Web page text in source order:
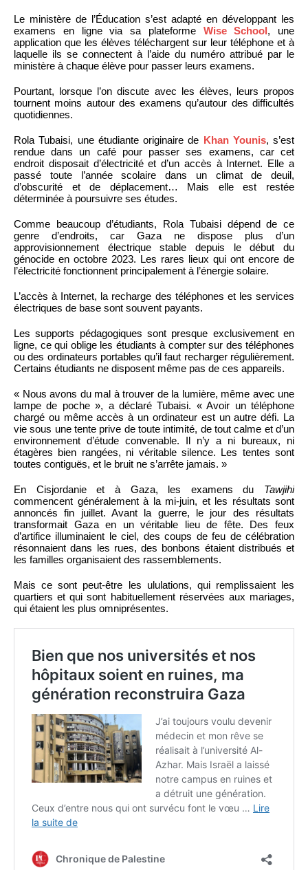
Le ministère de l’Éducation s’est adapté en développant les
examens en ligne via sa plateforme Wise School, une
application que les élèves téléchargent sur leur téléphone et à
laquelle ils se connectent à l’aide du numéro attribué par le
ministère à chaque élève pour passer leurs examens.
Pourtant, lorsque l’on discute avec les élèves, leurs propos
tournent moins autour des examens qu’autour des difficultés
quotidiennes.
Rola Tubaisi, une étudiante originaire de Khan Younis, s’est
rendue dans un café pour passer ses examens, car cet
endroit disposait d’électricité et d’un accès à Internet. Elle a
passé toute l’année scolaire dans un climat de deuil,
d’obscurité et de déplacement… Mais elle est restée
déterminée à poursuivre ses études.
Comme beaucoup d’étudiants, Rola Tubaisi dépend de ce
genre d’endroits, car Gaza ne dispose plus d’un
approvisionnement électrique stable depuis le début du
génocide en octobre 2023. Les rares lieux qui ont encore de
l’électricité fonctionnent principalement à l’énergie solaire.
L’accès à Internet, la recharge des téléphones et les services
électriques de base sont souvent payants.
Les supports pédagogiques sont presque exclusivement en
ligne, ce qui oblige les étudiants à compter sur des téléphones
ou des ordinateurs portables qu’il faut recharger régulièrement.
Certains étudiants ne disposent même pas de ces appareils.
« Nous avons du mal à trouver de la lumière, même avec une
lampe de poche », a déclaré Tubaisi. « Avoir un téléphone
chargé ou même accès à un ordinateur est un autre défi. La
vie sous une tente prive de toute intimité, de tout calme et d’un
environnement d’étude convenable. Il n’y a ni bureaux, ni
étagères bien rangées, ni véritable silence. Les tentes sont
toutes contiguës, et le bruit ne s’arrête jamais. »
En Cisjordanie et à Gaza, les examens du Tawjihi
commencent généralement à la mi-juin, et les résultats sont
annoncés fin juillet. Avant la guerre, le jour des résultats
transformait Gaza en un véritable lieu de fête. Des feux
d’artifice illuminaient le ciel, des coups de feu de célébration
résonnaient dans les rues, des bonbons étaient distribués et
les familles organisaient des rassemblements.
Mais ce sont peut-être les ululations, qui remplissaient les
quartiers et qui sont habituellement réservées aux mariages,
qui étaient les plus omniprésentes.